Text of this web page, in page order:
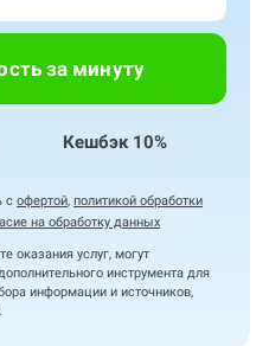
за минуту
Кешбэк 10%
с офертой, политикой обработки
на обработку данных
оказания услуг, могут
инструмента для
информации и источников,